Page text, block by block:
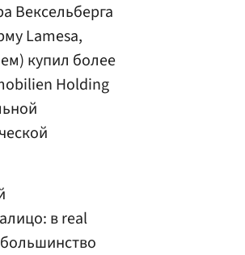
Вексельберга
Lamesa,
купил более
Holding
в real